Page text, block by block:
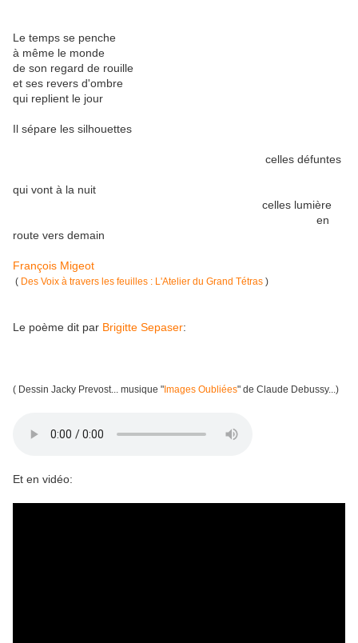
Le temps se penche
à même le monde
de son regard de rouille
et ses revers d'ombre
qui replient le jour
Il sépare les silhouettes
celles défuntes
qui vont à la nuit
celles lumière
en
route vers demain
François Migeot
( Des Voix à travers les feuilles : L'Atelier du Grand Tétras )
Le poème dit par Brigitte Sepaser:
( Dessin Jacky Prevost... musique " Images Oubliées" de Claude Debussy...)
Et en vidéo: